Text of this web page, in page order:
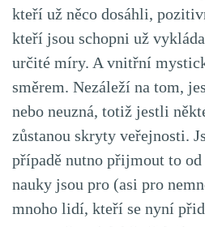
kteří už něco dosáhli,
kteří jsou schopni už
určité míry. A vnitřní
směrem. Nezáleží na tom,
nebo neuzná, totiž jestli
zůstanou skryty veřejnosti.
případě nutno přijmout to
nauky jsou pro (asi pro
mnoho lidí, kteří se nyní